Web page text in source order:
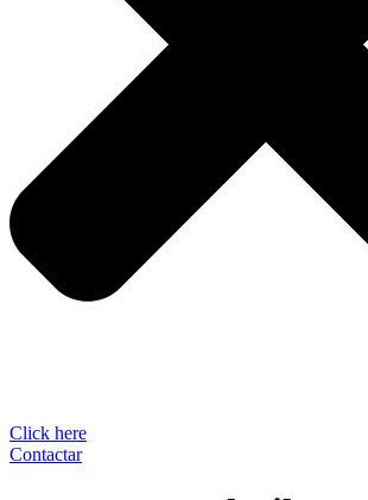
Click here
Contactar